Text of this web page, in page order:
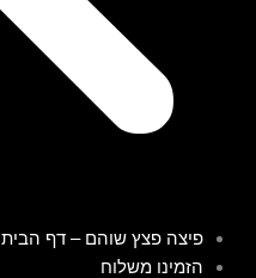
פיצה פצץ שוהם – דף הבית
הזמינו משלוח